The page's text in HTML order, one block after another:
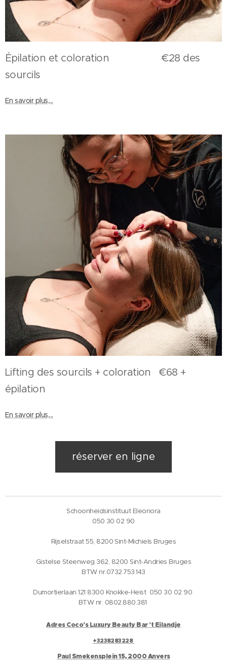
Épilation et coloration €28 des
sourcils
En savoir plus,...
Lifting des sourcils + coloration €68 +
épilation
En savoir plus,...
réserver en ligne
Schoonheidsinstituut Eleonora
050 30 02 90
Rijselstraat 55, 8200 Sint-Michiels Bruges
Gistelse Steenweg 362, 8200 Sint-Andries Bruges
BTW nr.0732.753.143
Dumortierlaan 121 8300 Knokke-Heist 050 30 02 90
BTW nr. 0802.880.381
Adres Coco's Luxury Beauty Bar 't Eilandje
+3238283228
Paul Smekensplein 15, 2000 Anvers